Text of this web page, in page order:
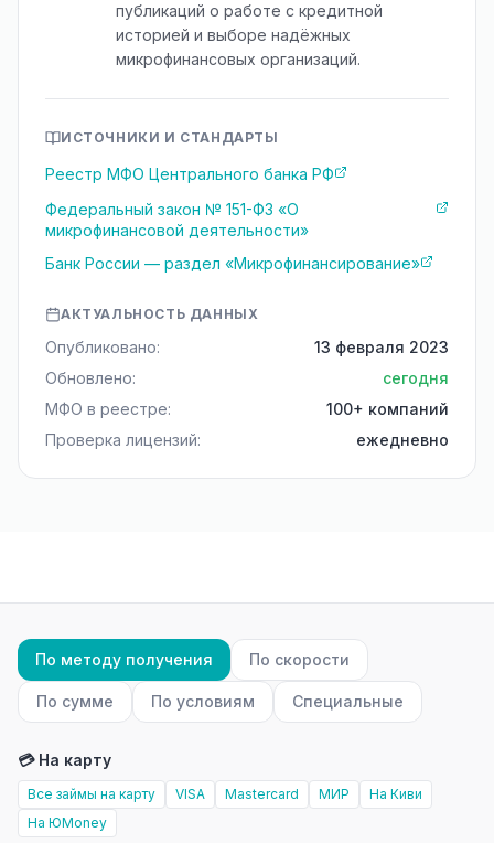
публикаций о работе с кредитной
историей и выборе надёжных
микрофинансовых организаций.
ИСТОЧНИКИ И СТАНДАРТЫ
Реестр МФО Центрального банка РФ
Федеральный закон № 151-ФЗ «О
микрофинансовой деятельности»
Банк России — раздел «Микрофинансирование»
АКТУАЛЬНОСТЬ ДАННЫХ
Опубликовано:
13 февраля 2023
Обновлено:
сегодня
МФО в реестре:
100+ компаний
Проверка лицензий:
ежедневно
По методу получения По скорости
По сумме По условиям Специальные
💳 На карту
Все займы на карту VISA Mastercard МИР
На Киви
На ЮMoney